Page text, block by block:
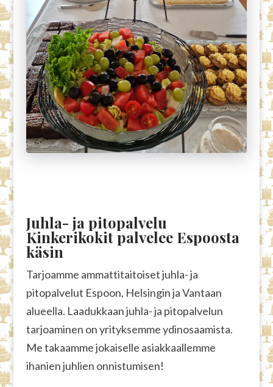
Juhla- ja pitopalvelu
Kinkerikokit palvelee Espoosta
käsin
Tarjoamme ammattitaitoiset juhla- ja
pitopalvelut Espoon, Helsingin ja Vantaan
alueella. Laadukkaan juhla- ja pitopalvelun
tarjoaminen on yrityksemme ydinosaamista.
Me takaamme jokaiselle asiakkaallemme
ihanien juhlien onnistumisen!